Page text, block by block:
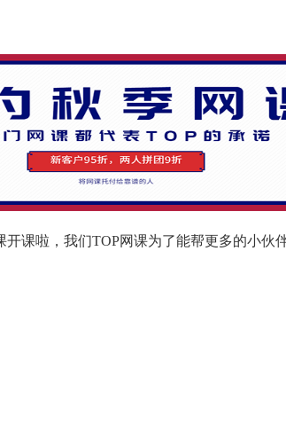
啦，我们TOP网课为了能帮更多的小伙